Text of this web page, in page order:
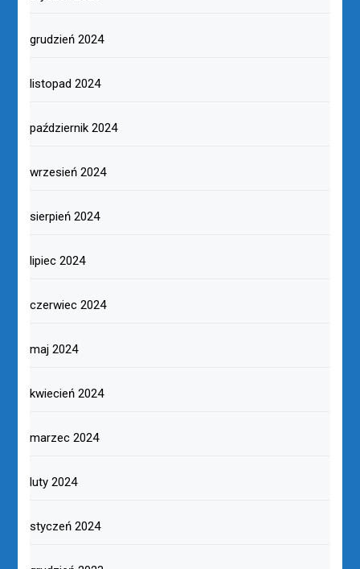
grudzień 2024
listopad 2024
październik 2024
wrzesień 2024
sierpień 2024
lipiec 2024
czerwiec 2024
maj 2024
kwiecień 2024
marzec 2024
luty 2024
styczeń 2024